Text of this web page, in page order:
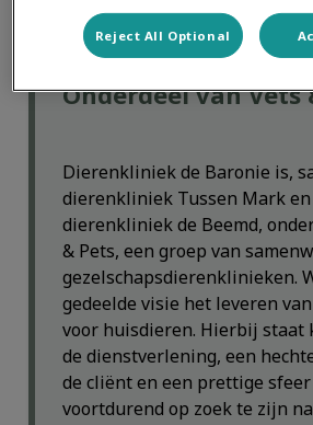
Onderdeel van Vets
Dierenkliniek de Baronie is,
dierenkliniek Tussen Mark en
dierenkliniek de Beemd,
& Pets, een groep van
gezelschapsdierenklinieken.
gedeelde visie het leveren
voor huisdieren. Hierbij staat
de dienstverlening, een
de cliënt en een prettige
voortdurend op zoek te zijn
Reject All Optional